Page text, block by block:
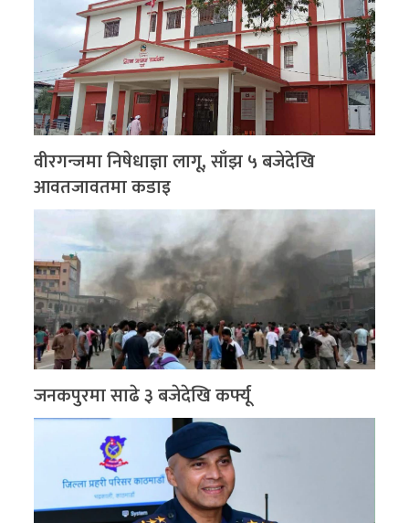
वीरगन्जमा निषेधाज्ञा लागू, साँझ ५ बजेदेखि
आवतजावतमा कडाइ
जनकपुरमा साढे ३ बजेदेखि कर्फ्यू